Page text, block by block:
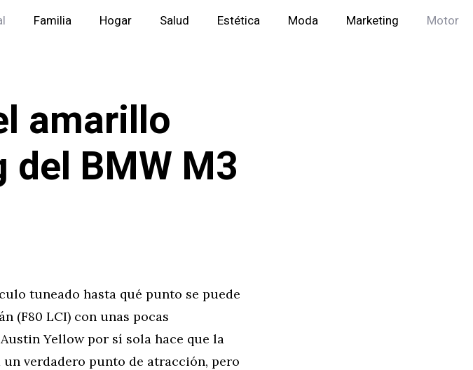
Familia Hogar Salud Estética Moda Marketing Motor
amarillo
BMW M3
tuneado hasta qué punto se puede
(F80 LCI) con unas pocas
Yellow por sí sola hace que la
verdadero punto de atracción, pero